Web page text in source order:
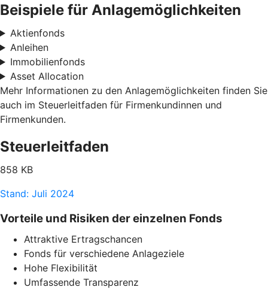
Beispiele für Anlagemöglichkeiten
Aktienfonds
Anleihen
Immobilienfonds
Asset Allocation
Mehr Informationen zu den Anlagemöglichkeiten finden Sie
auch im Steuerleitfaden für Firmenkundinnen und
Firmenkunden.
Steuerleitfaden
858 KB
Stand: Juli 2024
Vorteile und Risiken der einzelnen Fonds
Attraktive Ertragschancen
Fonds für verschiedene Anlageziele
Hohe Flexibilität
Umfassende Transparenz